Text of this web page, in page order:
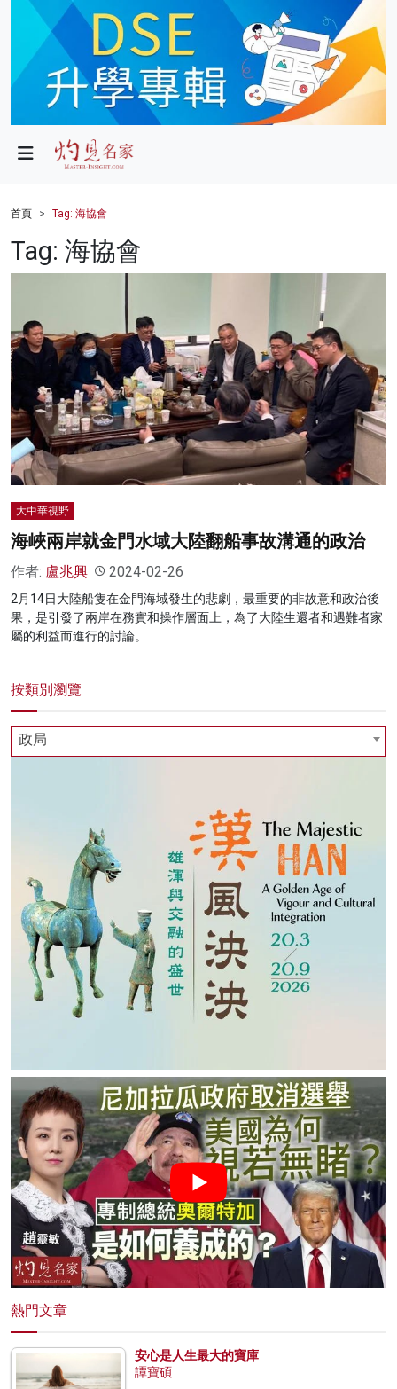
政局
財經
健康
科技
影片
名家榜
灼見活動
首頁 Tag: 海協會
Tag: 海協會
大中華視野
海峽兩岸就金門水域大陸翻船事故溝通的政治
作者: 盧兆興 2024-02-26
2月14日大陸船隻在金門海域發生的悲劇，最重要的非故意和政治後
果，是引發了兩岸在務實和操作層面上，為了大陸生還者和遇難者家
屬的利益而進行的討論。
按類別瀏覽
政局
熱門文章
安心是人生最大的寶庫
譚寶碩